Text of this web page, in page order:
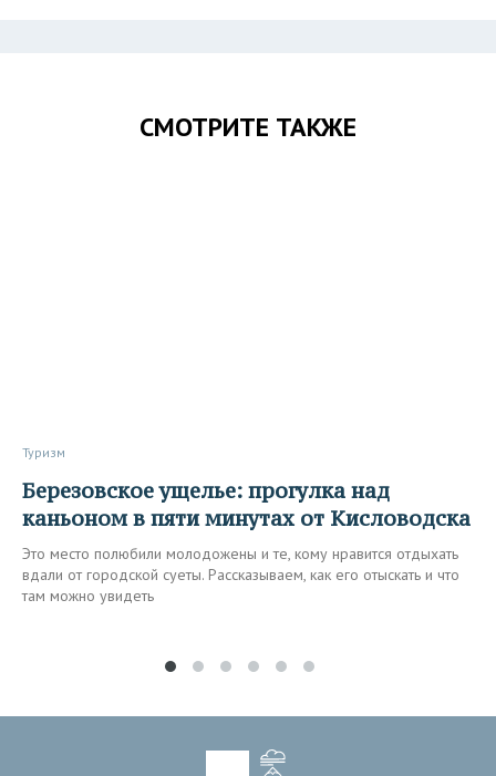
СМОТРИТЕ ТАКЖЕ
Туризм
Березовское ущелье: прогулка над
каньоном в пяти минутах от Кисловодска
Это место полюбили молодожены и те, кому нравится отдыхать
вдали от городской суеты. Рассказываем, как его отыскать и что
там можно увидеть